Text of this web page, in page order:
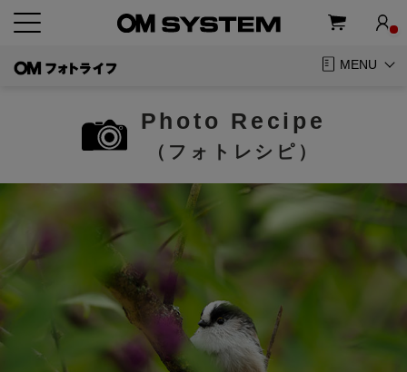
MENU
Photo Recipe
（フォトレシピ）